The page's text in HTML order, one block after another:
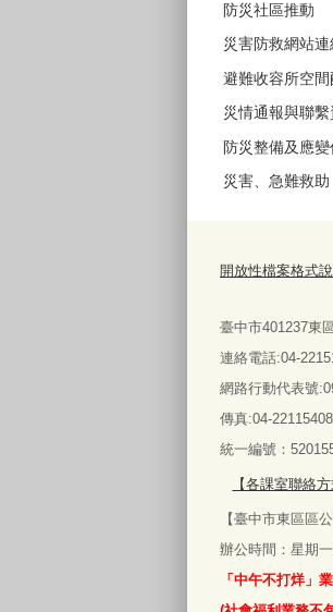
防災社區推動
災害防救網站連
避難收容所空間
災情通報與聯
防災整備及應變
災害、急難救助
開放性檔案格式
臺中市401237東
連絡電話:04-
網路行動代表號
傳真:04-22115408
統一編號：
【各課室聯絡方
【臺中市東區區
辦公時間：星期
「中午不打烊」